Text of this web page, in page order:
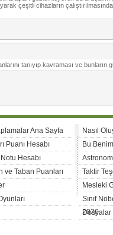
çeşitli cihazların
tanıyıp kavraması ve
Ana Sayfa
Puanı Hesabı
Hesabı
ve Taban Puanları
Nasıl
Bu
Taktir
Mesleki
Sınıf
2026
Dosyalar